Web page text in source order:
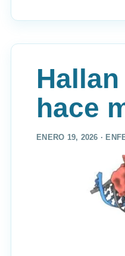
hace
ENERO 19, 2026 ·